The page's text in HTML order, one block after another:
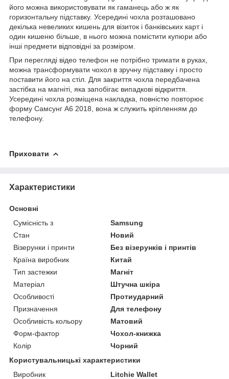
його можна використовувати як гаманець або ж як
горизонтальну підставку. Усередині чохла розташовано
декілька невеликих кишень для візиток і банківських карт і
один кишеню більше, в нього можна помістити купюри або
інші предмети відповідні за розміром.
При перегляді відео телефон не потрібно тримати в руках,
можна трансформувати чохол в зручну підставку і просто
поставити його на стіл. Для закриття чохла передбачена
застібка на магніті, яка запобігає випадкові відкриття.
Усередині чохла розміщена накладка, повністю повторює
форму Самсунг А6 2018, вона ж служить кріпленням до
телефону.
Приховати
Характеристики
Основні
Сумісність з
Samsung
Стан
Новий
Візерунки і принти
Без візерунків і принтів
Країна виробник
Китай
Тип застежки
Магніт
Матеріал
Штучна шкіра
Особливості
Протиударний
Призначення
Для телефону
Особливість кольору
Матовий
Форм-фактор
Чохол-книжка
Колір
Чорний
Користувальницькі характеристики
Виробник
Litchie Wallet